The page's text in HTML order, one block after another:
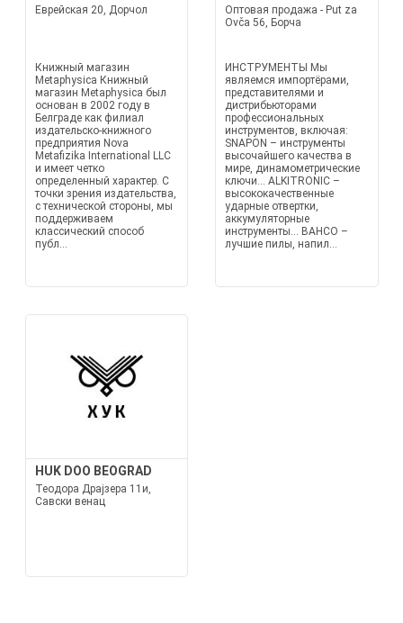
Еврейская 20, Дорчол
Книжный магазин
Metaphysica Книжный
магазин Metaphysica был
основан в 2002 году в
Белграде как филиал
издательско-книжного
предприятия Nova
Metafizika International LLC
и имеет четко
определенный характер. С
точки зрения издательства,
с технической стороны, мы
поддерживаем
классический способ
публ...
Оптовая продажа - Put za
Ovča 56, Борча
ИНСТРУМЕНТЫ Мы
являемся импортёрами,
представителями и
дистрибьюторами
профессиональных
инструментов, включая:
SNAPON – инструменты
высочайшего качества в
мире, динамометрические
ключи... ALKITRONIC –
высококачественные
ударные отвертки,
аккумуляторные
инструменты... BAHCO –
лучшие пилы, напил...
HUK DOO BEOGRAD
Теодора Драјзера 11и,
Савски венац